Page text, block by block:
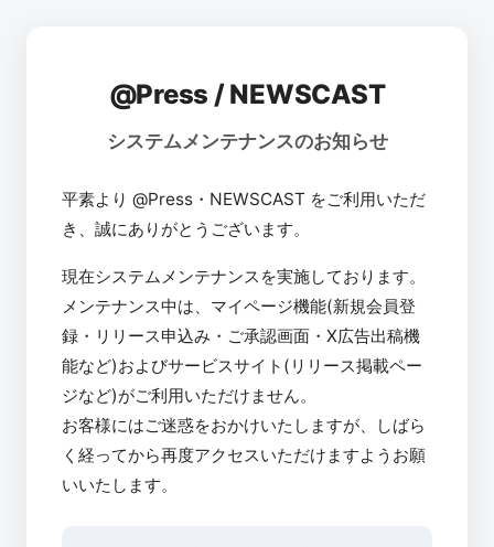
@Press / NEWSCAST
システムメンテナンスのお知らせ
平素より @Press・NEWSCAST をご利用いただ
き、誠にありがとうございます。
現在システムメンテナンスを実施しております。
メンテナンス中は、マイページ機能(新規会員登
録・リリース申込み・ご承認画面・X広告出稿機
能など)およびサービスサイト(リリース掲載ペー
ジなど)がご利用いただけません。
お客様にはご迷惑をおかけいたしますが、しばら
く経ってから再度アクセスいただけますようお願
いいたします。